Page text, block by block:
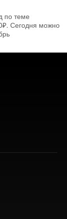
по теме
Сегодня можно